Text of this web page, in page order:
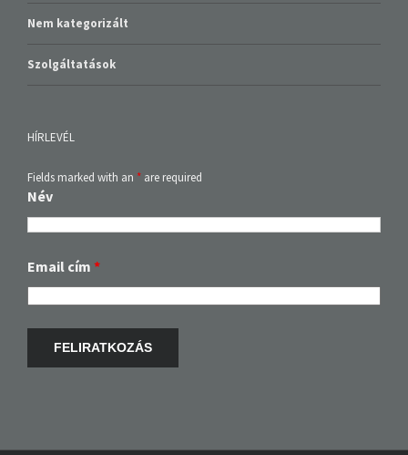
Nem kategorizált
Szolgáltatások
HÍRLEVÉL
Fields marked with an * are required
Név
Email cím *